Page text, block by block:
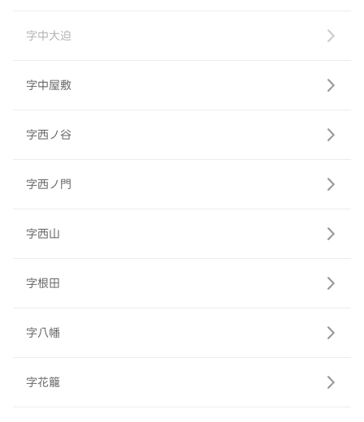
字中大迫
字中屋敷
字西ノ谷
字西ノ門
字西山
字根田
字八幡
字花籠